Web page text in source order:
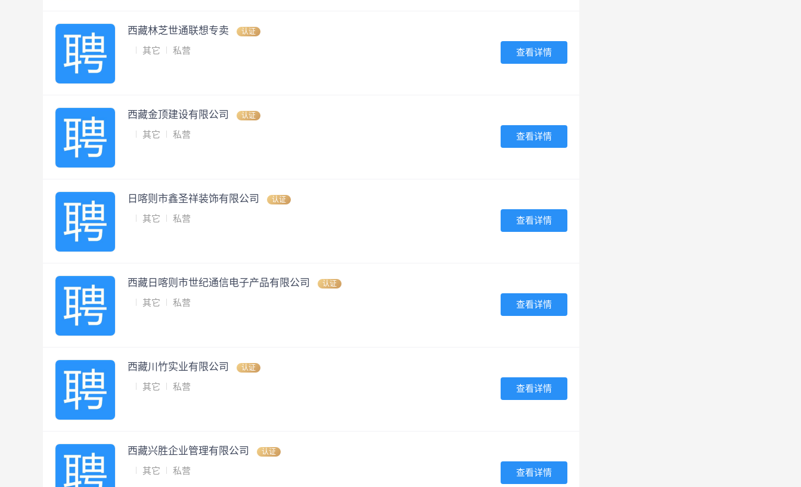
西藏林芝世通联想专卖 认证
其它 私营 查看详情
西藏金顶建设有限公司 认证
其它 私营 查看详情
日喀则市鑫圣祥装饰有限公司 认证
其它 私营 查看详情
西藏日喀则市世纪通信电子产品有限公司 认证
其它 私营 查看详情
西藏川竹实业有限公司 认证
其它 私营 查看详情
西藏兴胜企业管理有限公司 认证
其它 私营 查看详情